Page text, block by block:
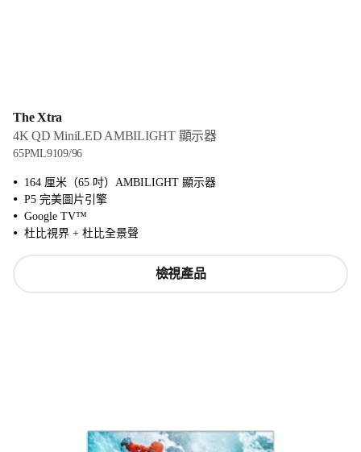
The Xtra
4K QD MiniLED AMBILIGHT 顯示器
65PML9109/96
164 厘米（65 吋）AMBILIGHT 顯示器
P5 完美圖片引擎
Google TV™
杜比視界 + 杜比全景聲
檢視產品